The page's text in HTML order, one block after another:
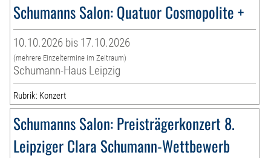
Schumanns Salon: Quatuor Cosmopolite +
10.10.2026 bis 17.10.2026
(mehrere Einzeltermine im Zeitraum)
Schumann-Haus Leipzig
Rubrik: Konzert
Schumanns Salon: Preisträgerkonzert 8.
Leipziger Clara Schumann-Wettbewerb